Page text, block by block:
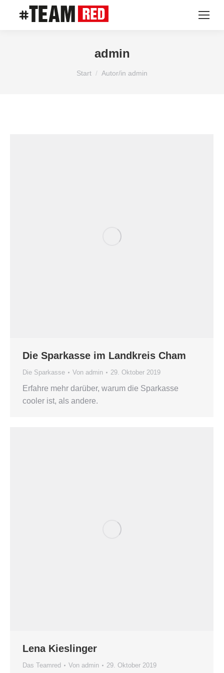
admin
Start Autor/in admin
Die Sparkasse im Landkreis Cham
Die Sparkasse Von admin 29. Oktober 2019
Erfahre mehr darüber, warum die Sparkasse
cooler ist, als andere.
Lena Kieslinger
Das Teamred Von admin 29. Oktober 2019